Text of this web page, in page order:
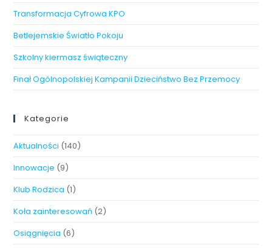
Transformacja Cyfrowa KPO
Betlejemskie Światło Pokoju
Szkolny kiermasz świąteczny
Finał Ogólnopolskiej Kampanii Dzieciństwo Bez Przemocy
Kategorie
Aktualności (140)
Innowacje (9)
Klub Rodzica (1)
Koła zainteresowań (2)
Osiągnięcia (6)